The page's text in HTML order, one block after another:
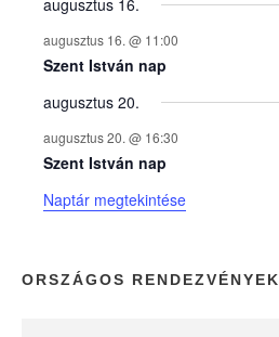
y
e
k
n
a
p
augusztus 16.
augusztus 16. @ 11:00
Szent István nap
augusztus 20.
augusztus 20. @ 16:30
Szent István nap
Naptár megtekintése
ORSZÁGOS RENDEZVÉNYEK